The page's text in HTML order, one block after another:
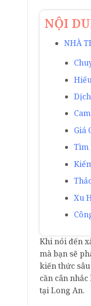
NỘI
NHÀ
Giá
Tìm
Xu
Khi nói đến
mà bạn sẽ
kiến thức
cần cân
tại Long An.